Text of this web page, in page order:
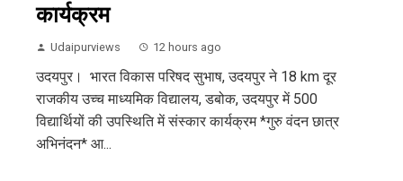
कार्यक्रम
Udaipurviews 12 hours ago
उदयपुर। भारत विकास परिषद सुभाष, उदयपुर ने 18 km दूर
राजकीय उच्च माध्यमिक विद्यालय, डबोक, उदयपुर में 500
विद्यार्थियों की उपस्थिति में संस्कार कार्यक्रम *गुरु वंदन छात्र
अभिनंदन* आ...